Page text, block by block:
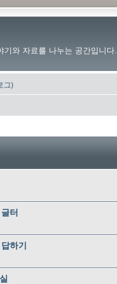
기와 자료를 나누는 공간입니다.
그)
터
하기